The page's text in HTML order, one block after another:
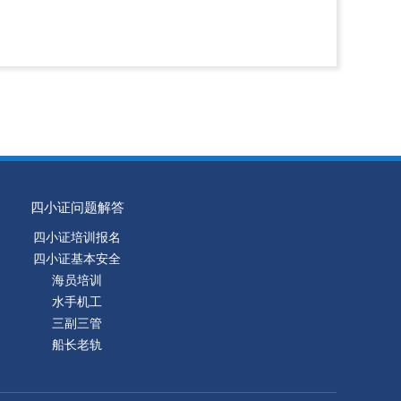
四小证问题解答
四小证培训报名
四小证基本安全
海员培训
水手机工
三副三管
船长老轨